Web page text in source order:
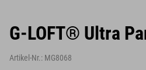
G-LOFT® Ultra
Artikel-Nr.: MG8068